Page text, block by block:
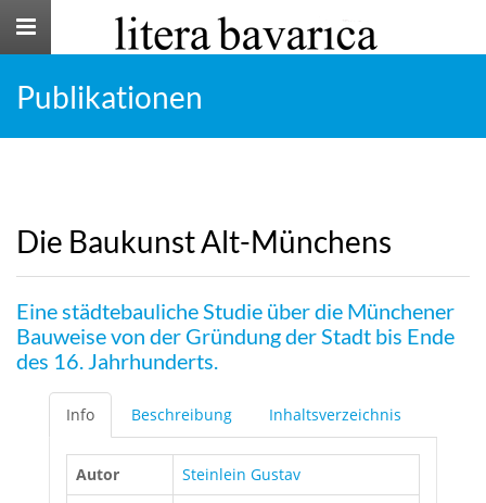
Toggle
Publikationen
Die Baukunst Alt-Münchens
Eine städtebauliche Studie über die Münchener
Bauweise von der Gründung der Stadt bis Ende
des 16. Jahrhunderts.
Info Beschreibung Inhaltsverzeichnis
Autor
Steinlein Gustav